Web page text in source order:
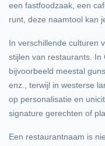
een fastfoodzaak, een
runt, deze naamtool kan
In verschillende culturen
stijlen van restaurants.
bijvoorbeeld meestal
enz., terwijl in westerse
op personalisatie en
signature gerechten of
Een restaurantnaam is